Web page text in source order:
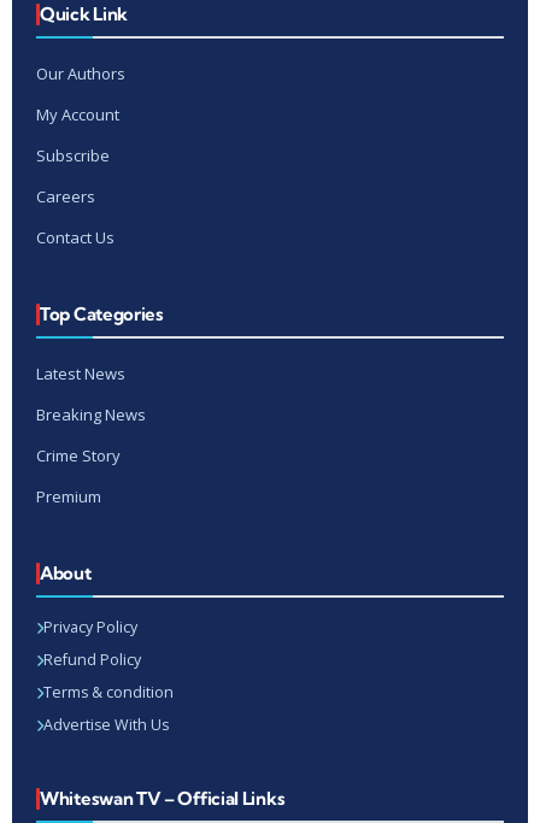
Quick Link
Our Authors
My Account
Subscribe
Careers
Contact Us
Top Categories
Latest News
Breaking News
Crime Story
Premium
About
Privacy Policy
Refund Policy
Terms & condition
Advertise With Us
Whiteswan TV – Official Links